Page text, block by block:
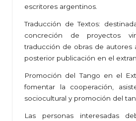
escritores argentinos.
Traducción de Textos:
concreción de proyectos
traducción de obras de autores
posterior publicación en el
Promoción del Tango en el
fomentar la cooperación,
sociocultural y promoción del
Las personas interesadas